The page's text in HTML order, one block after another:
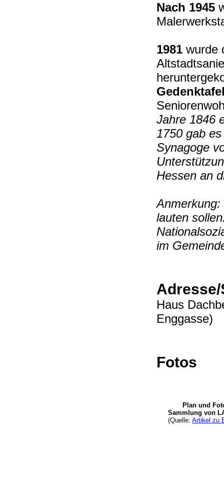
Nach 1945
1981 wurde
Jahre 1846
1750 gab
Synagoge
Hessen an
lauten
im
Haus
Enggasse)
Fotos
Plan und
Sammlung von
(Quelle: Artikel zu